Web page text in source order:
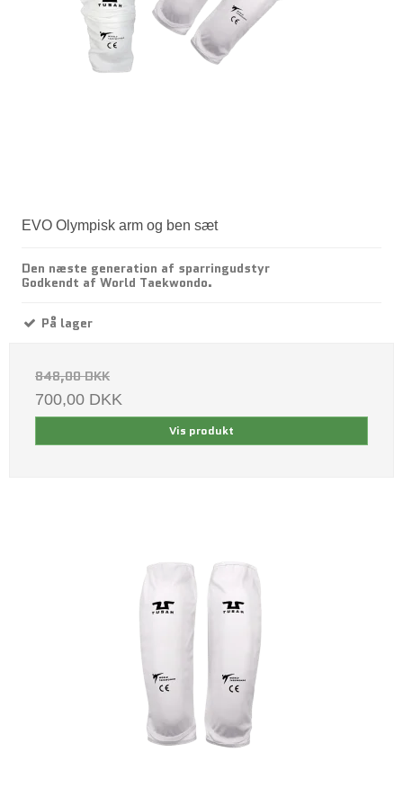
EVO Olympisk arm og ben sæt
Den næste generation af sparringudstyr
Godkendt af World Taekwondo.
På lager
848,00 DKK
700,00 DKK
Vis produkt